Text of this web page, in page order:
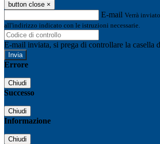
button close ×
E-mail Verrà
all'indirizzo indicato con le istruzioni necessarie.
E-mail inviata, si prega di controllare la casella
Errore
Chiudi
Successo
Chiudi
Informazione
Chiudi